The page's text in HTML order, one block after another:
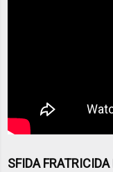
SFIDA FRATRICIDA